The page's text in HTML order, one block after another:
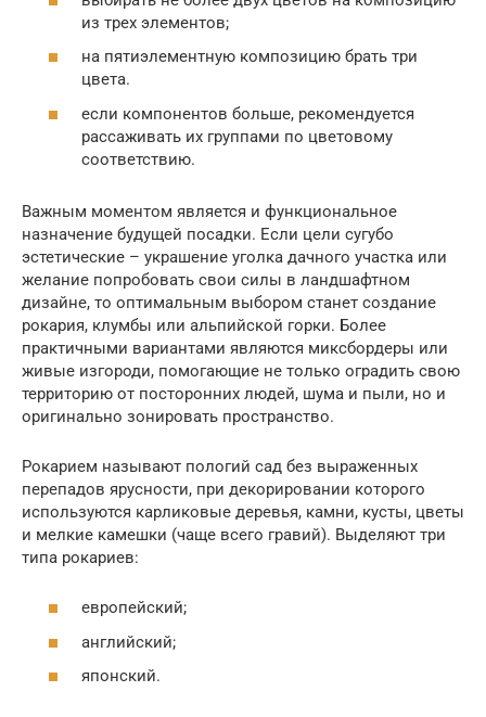
из трех элементов;
на пятиэлементную композицию брать три
цвета.
если компонентов больше, рекомендуется
рассаживать их группами по цветовому
соответствию.
Важным моментом является и функциональное
назначение будущей посадки. Если цели сугубо
эстетические – украшение уголка дачного участка или
желание попробовать свои силы в ландшафтном
дизайне, то оптимальным выбором станет создание
рокария, клумбы или альпийской горки. Более
практичными вариантами являются миксбордеры или
живые изгороди, помогающие не только оградить свою
территорию от посторонних людей, шума и пыли, но и
оригинально зонировать пространство.
Рокарием называют пологий сад без выраженных
перепадов ярусности, при декорировании которого
используются карликовые деревья, камни, кусты, цветы
и мелкие камешки (чаще всего гравий). Выделяют три
типа рокариев:
европейский;
английский;
японский.